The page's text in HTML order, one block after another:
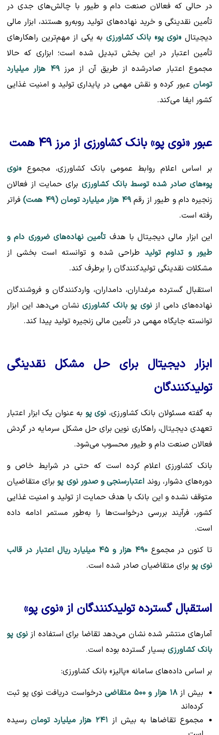
در حالی که فعالان صنعت دام و طیور با چالش‌های جدی در
تأمین نقدینگی و خرید نهاده‌های تولید روبه‌رو هستند، ابزار مالی
دیجیتال «نوی پو» بانک کشاورزی به یکی از مهم‌ترین راهکارهای
تأمین اعتبار در این بخش تبدیل شده است؛ ابزاری که حالا
مجموع اعتبار صادرشده از طریق آن از مرز
۴۹ هزار میلیارد
تومان عبور کرده و نقش مهمی در پایداری تولید و امنیت غذایی
کشور ایفا می‌کند.
عبور «نوی پو» بانک کشاورزی از مرز ۴۹ همت
بر اساس اعلام روابط عمومی بانک کشاورزی، مجموع «نوی
پو»های صادر شده توسط بانک کشاورزی برای حمایت از فعالان
زنجیره دام و طیور از رقم۴۹ هزار میلیارد تومان (۴۹ همت)
فراتر
رفته است.
این ابزار مالی دیجیتال با هدفتأمین نهاده‌های ضروری دام و
طیور و تداوم تولید طراحی شده و توانسته است بخشی از
مشکلات نقدینگی تولیدکنندگان را برطرف کند.
استقبال گسترده مرغداران، دامداران، واردکنندگان و فروشندگان
نهاده‌های دامی ازنوی پو بانک کشاورزی نشان می‌دهد این ابزار
توانسته جایگاه مهمی در تأمین مالی زنجیره تولید پیدا کند.
ابزار دیجیتال برای حل مشکل نقدینگی
تولیدکنندگان
به گفته مسئولان بانک کشاورزی، نوی پو به عنوان یک ابزار اعتبار
تعهدی دیجیتال، راهکاری نوین برای حل مشکل سرمایه در گردش
فعالان صنعت دام و طیور محسوب می‌شود.
بانک کشاورزی اعلام کرده است که حتی در شرایط خاص و
دوره‌های دشوار، روند اعتبارسنجی و صدور نوی پوبرای متقاضیان
متوقف نشده و این بانک با هدف حمایت از تولید و امنیت غذایی
کشور، فرآیند بررسی درخواست‌ها را به‌طور مستمر ادامه داده
است.
تا کنون در مجموع
۴۹۰ هزار و ۴۵ میلیارد ریال اعتبار در قالب
نوی پو برای متقاضیان صادر شده است.
استقبال گسترده تولیدکنندگان از «نوی پو»
آمارهای منتشر شده نشان می‌دهد تقاضا برای استفاده ازنوی پو
بانک کشاورزی بسیار گسترده بوده است.
بر اساس داده‌های سامانه «پالیز» بانک کشاورزی:
بیش از۱۸ هزار و ۵۰۰ متقاضی
درخواست دریافت نوی پو ثبت
کرده‌اند
مجموع تقاضاها به بیش از ۲۴۱ هزار میلیارد تومان
رسیده